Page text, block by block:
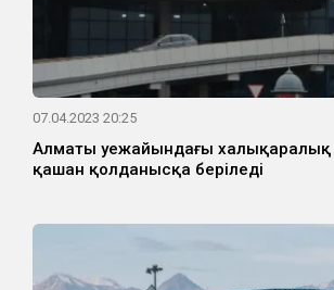
07.04.2023 20:25
Алматы әуежайындағы халықаралық
қашан қолданысқа беріледі